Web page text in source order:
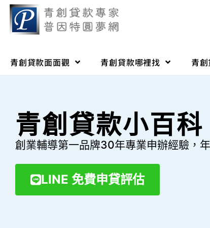
青創貸款面面觀 青創貸款哪裡找 青
青創貸款小百科
創業輔導第一品牌30年專業申辦經驗，
LINE 免費申貸評估